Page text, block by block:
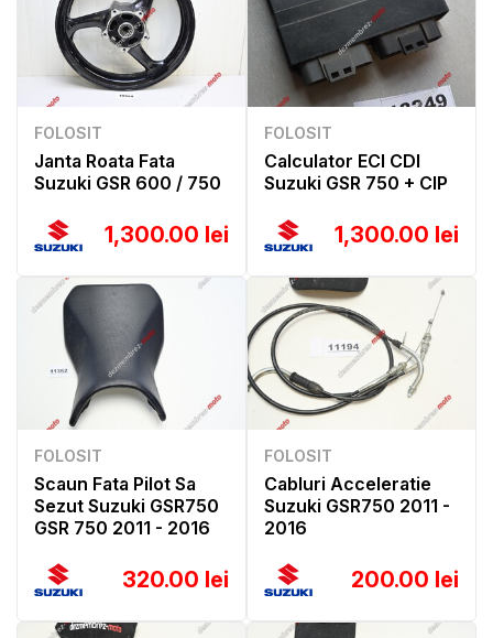
FOLOSIT
Janta Roata Fata
Suzuki GSR 600 / 750
1,300.00 lei
FOLOSIT
Calculator ECI CDI
Suzuki GSR 750 + CIP
1,300.00 lei
FOLOSIT
Scaun Fata Pilot Sa
Sezut Suzuki GSR750
GSR 750 2011 - 2016
320.00 lei
FOLOSIT
Cabluri Acceleratie
Suzuki GSR750 2011 -
2016
200.00 lei